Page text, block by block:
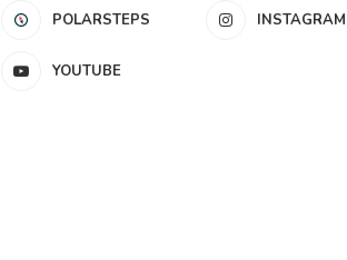
POLARSTEPS INSTAGRAM
YOUTUBE